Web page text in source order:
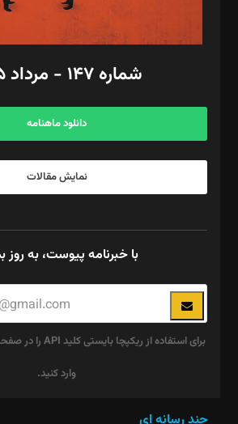
مد‌یر توسعه تجاری: کامبیز برید‌
امور مالی: شاپور رهبری، محمد‌ کاظمی‌نیا
آگهی و مشترکین: ۰۹۱۹۹۹۹۰۴۵۴
شماره ۱۴۷ - مرداد ۱۴۰۵
دانلود ماهنامه
نمایش مقالات
با خبرنامه پیوست، به روز
وارد کنید.